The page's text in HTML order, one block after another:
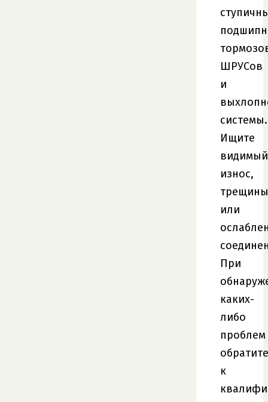
ШРУСов
и
системы.
Ищите
видимый
износ,
трещины
или
При
каких-
либо
проблем
к